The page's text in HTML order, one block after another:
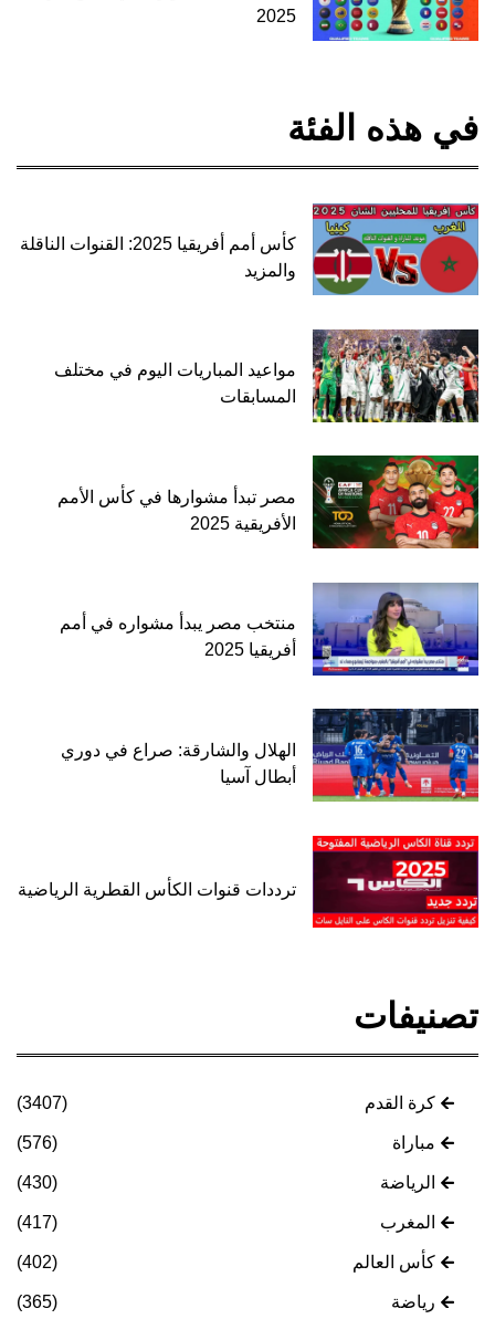
2025
في هذه الفئة
كأس أمم أفريقيا 2025: القنوات الناقلة
والمزيد
مواعيد المباريات اليوم في مختلف
المسابقات
مصر تبدأ مشوارها في كأس الأمم
الأفريقية 2025
منتخب مصر يبدأ مشواره في أمم
أفريقيا 2025
الهلال والشارقة: صراع في دوري
أبطال آسيا
ترددات قنوات الكأس القطرية الرياضية
تصنيفات
كرة القدم (3407)
مباراة (576)
الرياضة (430)
المغرب (417)
كأس العالم (402)
رياضة (365)